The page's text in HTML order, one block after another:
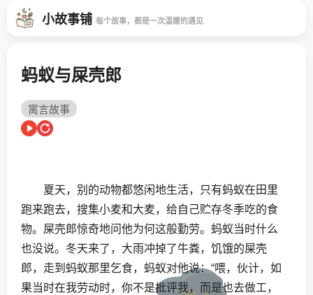
小故事铺 每个故事，都是一次温暖的遇见
蚂蚁与屎壳郎
寓言故事
夏天，别的动物都悠闲地生活，只有蚂蚁在田里
跑来跑去，搜集小麦和大麦，给自己贮存冬季吃的食
物。屎壳郎惊奇地问他为何这般勤劳。蚂蚁当时什么
也没说。冬天来了，大雨冲掉了牛粪，饥饿的屎壳
郎，走到蚂蚁那里乞食，蚂蚁对他说：“喂，伙计，如
果当时在我劳动时，你不是批评我，而是也去做工，